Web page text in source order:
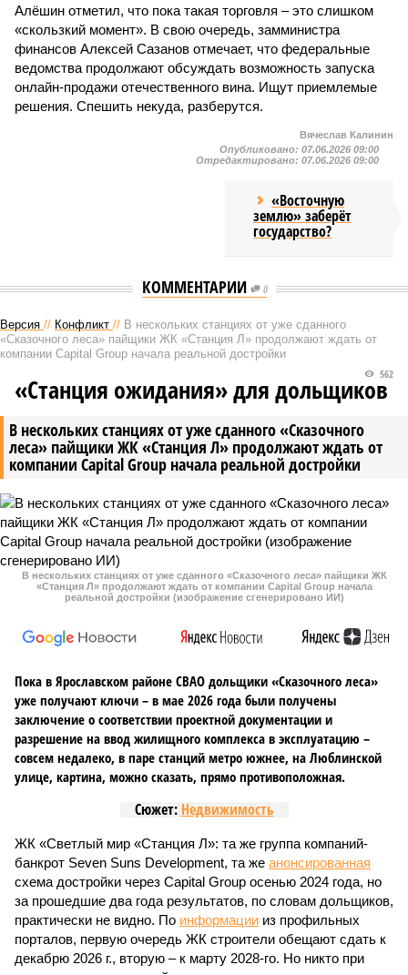
Алёшин отметил, что пока такая торговля – это слишком
«скользкий момент». В свою очередь, замминистра
финансов Алексей Сазанов отмечает, что федеральные
ведомства продолжают обсуждать возможность запуска
онлайн-продажи отечественного вина. Ищут приемлемые
решения. Спешить некуда, разберутся.
Вячеслав Калинин
Опубликовано: 07.06.2026 09:00
Отредактировано: 07.06.2026 09:00
«Восточную
землю» заберёт
государство?
КОММЕНТАРИИ 0
Версия // Конфликт // В нескольких станциях от уже сданного
«Сказочного леса» пайщики ЖК «Станция Л» продолжают ждать от
компании Capital Group начала реальной достройки
В нескольких станциях от уже сданного «Сказочного
леса» пайщики ЖК «Станция Л» продолжают ждать от
компании Capital Group начала реальной достройки
562
«Станция ожидания» для дольщиков
В нескольких станциях от уже сданного «Сказочного леса» пайщики ЖК
«Станция Л» продолжают ждать от компании Capital Group начала
реальной достройки (изображение сгенерировано ИИ)
Пока в Ярославском районе СВАО дольщики «Сказочного леса»
уже получают ключи – в мае 2026 года были получены
заключение о соответствии проектной документации и
разрешение на ввод жилищного комплекса в эксплуатацию –
совсем недалеко, в паре станций метро южнее, на Люблинской
улице, картина, можно сказать, прямо противоположная.
Сюжет: Недвижимость
ЖК «Светлый мир «Станция Л»: та же группа компаний-
банкрот Seven Suns Development, та же анонсированная
схема достройки через Capital Group осенью 2024 года, но
за прошедшие два года результатов, по словам дольщиков,
практически не видно. По информации из профильных
порталов, первую очередь ЖК строители обещают сдать к
декабрю 2026 г., вторую – к марту 2028-го. Но никто при